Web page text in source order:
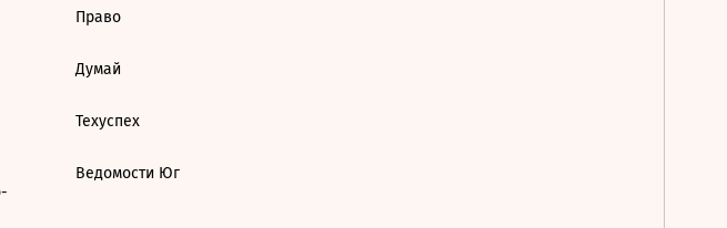
Право
Думай
Техуспех
Ведомости Юг